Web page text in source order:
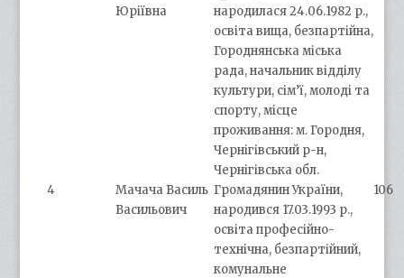
Юріївна
народилася 24.06.1982 р.,
освіта вища, безпартійна,
Городнянська міська
рада, начальник відділу
культури, сім’ї, молоді та
спорту, місце
проживання: м. Городня,
Чернігівський р-н,
Чернігівська обл.
4
Мачача Василь
Васильович
Громадянин України,
народився 17.03.1993 р.,
освіта професійно-
технічна, безпартійний,
комунальне
106